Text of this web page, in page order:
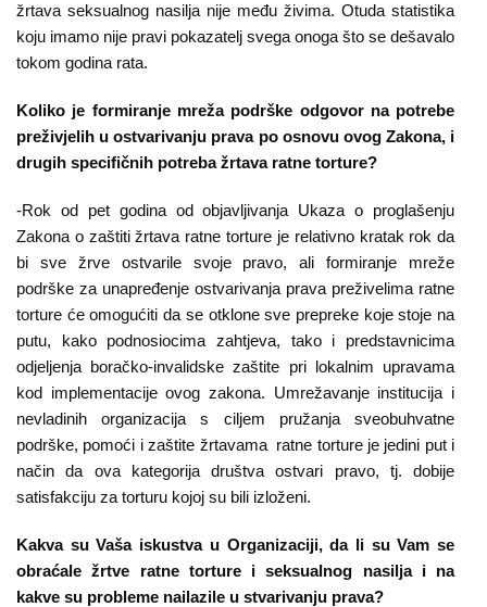
Kontakt
žrtava seksualnog nasilja nije među živima. Otuda statistika
koju imamo nije pravi pokazatelj svega onoga što se dešavalo
tokom godina rata.
Koliko je formiranje mreža podrške odgovor na potrebe
preživjelih u ostvarivanju prava po osnovu ovog Zakona, i
drugih specifičnih potreba žrtava ratne torture?
-Rok od pet godina od objavljivanja Ukaza o proglašenju
Zakona o zaštiti žrtava ratne torture je relativno kratak rok da
bi sve žrve ostvarile svoje pravo, ali formiranje mreže
podrške za unapređenje ostvarivanja prava preživelima ratne
torture će omogućiti da se otklone sve prepreke koje stoje na
putu, kako podnosiocima zahtjeva, tako i predstavnicima
odjeljenja boračko-invalidske zaštite pri lokalnim upravama
kod implementacije ovog zakona. Umrežavanje institucija i
nevladinih organizacija s ciljem pružanja sveobuhvatne
podrške, pomoći i zaštite žrtavama ratne torture je jedini put i
način da ova kategorija društva ostvari pravo, tj. dobije
satisfakciju za torturu kojoj su bili izloženi.
Kakva su Vaša iskustva u Organizaciji, da li su Vam se
obraćale žrtve ratne torture i seksualnog nasilja i na
kakve su probleme nailazile u stvarivanju prava?